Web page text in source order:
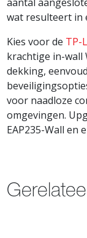
wat resulteert in
Kies voor de TP-
krachtige in-wall
dekking,
voor naadloze
omgevingen.
EAP235-Wall en